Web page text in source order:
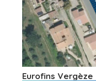
Eurofins Vergèze